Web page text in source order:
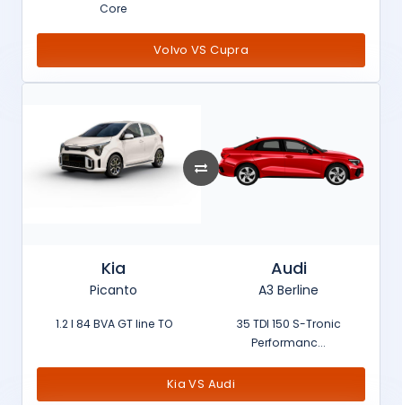
Core
Volvo VS Cupra
Kia
Picanto
1.2 l 84 BVA GT line TO
Audi
A3 Berline
35 TDI 150 S-Tronic
Performanc...
Kia VS Audi